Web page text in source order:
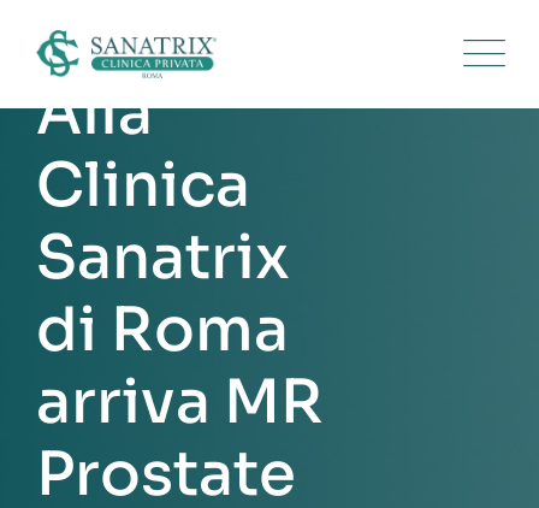
Alla
Clinica
Sanatrix
di Roma
arriva MR
Prostate